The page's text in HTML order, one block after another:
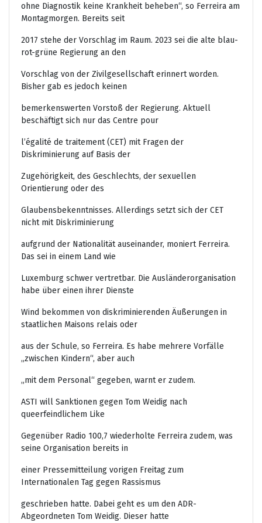
ohne Diagnostik keine Krankheit beheben“, so Ferreira am
Montagmorgen. Bereits seit
2017 stehe der Vorschlag im Raum. 2023 sei die alte blau-
rot-grüne Regierung an den
Vorschlag von der Zivilgesellschaft erinnert worden.
Bisher gab es jedoch keinen
bemerkenswerten Vorstoß der Regierung. Aktuell
beschäftigt sich nur das Centre pour
l’égalité de traitement (CET) mit Fragen der
Diskriminierung auf Basis der
Zugehörigkeit, des Geschlechts, der sexuellen
Orientierung oder des
Glaubensbekenntnisses. Allerdings setzt sich der CET
nicht mit Diskriminierung
aufgrund der Nationalität auseinander, moniert Ferreira.
Das sei in einem Land wie
Luxemburg schwer vertretbar. Die Ausländerorganisation
habe über einen ihrer Dienste
Wind bekommen von diskriminierenden Äußerungen in
staatlichen Maisons relais oder
aus der Schule, so Ferreira. Es habe mehrere Vorfälle
„zwischen Kindern“, aber auch
„mit dem Personal“ gegeben, warnt er zudem.
ASTI will Sanktionen gegen Tom Weidig nach
queerfeindlichem Like
Gegenüber Radio 100,7 wiederholte Ferreira zudem, was
seine Organisation bereits in
einer Pressemitteilung vorigen Freitag zum
Internationalen Tag gegen Rassismus
geschrieben hatte. Dabei geht es um den ADR-
Abgeordneten Tom Weidig. Dieser hatte